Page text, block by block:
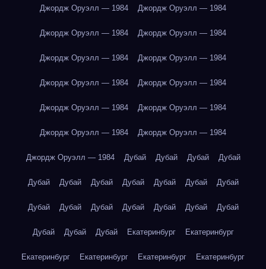
Джордж Оруэлл — 1984 Джордж Оруэлл — 1984
Джордж Оруэлл — 1984 Джордж Оруэлл — 1984
Джордж Оруэлл — 1984 Джордж Оруэлл — 1984
Джордж Оруэлл — 1984 Джордж Оруэлл — 1984
Джордж Оруэлл — 1984 Джордж Оруэлл — 1984
Джордж Оруэлл — 1984 Джордж Оруэлл — 1984
Джордж Оруэлл — 1984 Дубай Дубай Дубай Дубай
Дубай Дубай Дубай Дубай Дубай Дубай Дубай
Дубай Дубай Дубай Дубай Дубай Дубай Дубай
Дубай Дубай Дубай Екатеринбург Екатеринбург
Екатеринбург Екатеринбург Екатеринбург Екатеринбург